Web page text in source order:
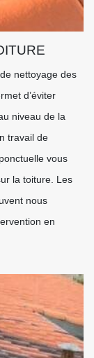
nettoyage des
d’éviter
niveau de la
travail de
vous
la toiture. Les
nous
en